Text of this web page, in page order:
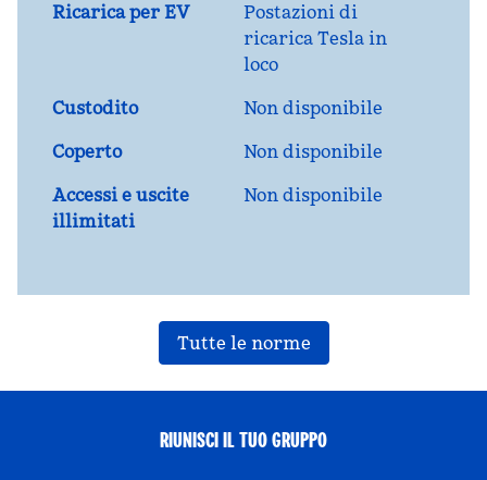
Ricarica per EV
Postazioni di
ricarica Tesla in
loco
Custodito
Non disponibile
Coperto
Non disponibile
Accessi e uscite
illimitati
Non disponibile
Tutte le norme
RIUNISCI IL TUO GRUPPO